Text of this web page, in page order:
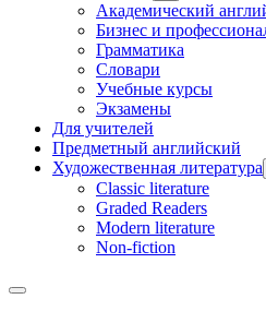
Академический
Бизнес и
Грамматика
Словари
Учебные курсы
Экзамены
Для учителей
Предметный английский
Художественная литература
Classic literature
Graded Readers
Modern literature
Non-fiction